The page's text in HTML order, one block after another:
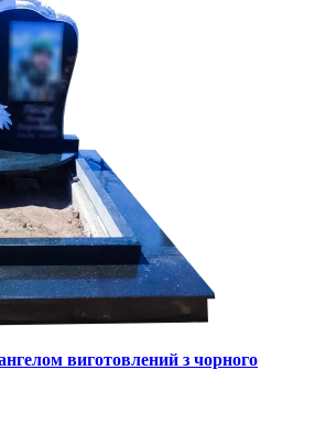
виготовлений з чорного